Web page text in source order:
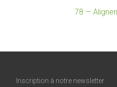
78 —
Inscription à notre newsletter